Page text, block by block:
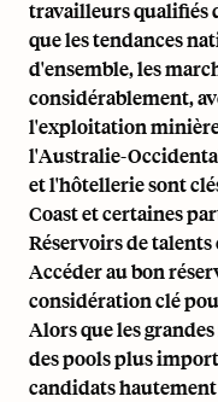
travailleurs qualifiés
que les tendances
d'ensemble, les
considérablement,
l'exploitation minière
l'Australie-
et l'hôtellerie sont
Coast et certaines
Réservoirs de
Accéder au bon
considération clé
Alors que les
des pools plus
candidats